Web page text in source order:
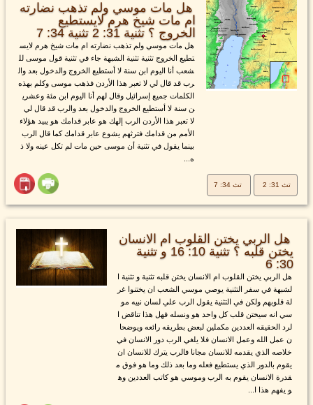
هل مات موسي ولم تذهب نضارته
ام مات شيخ هرم لايستطيع
الخروج ؟ تثنية 31: 2 تثنية 34: 7
هل مات موسي ولم تذهب نضارته ام مات شيخ هرم لايس
تطيع الخروج تثنية تثنية الشبهة جاء في تثنية قول موسى لل
شعب أنا اليوم ابن سنة لا أستطيع الخروج والدخول بعد وال
رب قد قال لي لا تعبر هذا الأردن فذهب موسى وكلم بهذه
الكلمات جميع إسرائيل وقال لهم أنا اليوم ابن مئة وعشري
ن سنة لا أستطيع الخروج والدخول بعد والرب قد قال لي
لا تعبر هذا الأردن الرب إلهك هو عابر قدامك هو يبيد هؤلاء
الأمم من قدامك فترثهم يشوع عابر قدامك كما قال الرب
بينما يقول في تثنية أن موسى حين مات لم تكل عينه ولا ذ
ه...
تث 31: 2 تث 34: 7
هل الربي يختن القلوب ام الانسان
يختن قلبه ؟ تثنية 10: 16 و تثنية
30: 6
هل الربي يختن القلوب ام الانسان يختن قلبه تثنية و تثنية ا
لشبهة في سفر التثنية يوصي موسي الشعب ان يختنوا غر
لة قلوبهم ولكن في التثنية يقول الرب علي لسان نبيه مو
سي انه سيختن قلب كل واحد هو ونسله فهل هذا تناقض ا
لرد الحقيقه العددين مكملين لبعض بطريقه رائعه ويوضحا
ن عمل الله وعمل الانسان فلا يلغي الرب دور الانسان في
خلاصه الذي يقدمه للانسان مجانا فالرب يترك للانسان ان
يقوم بالدور الذي يستطيع فعله وما بعد ذلك وما هو فوق م
قدرة الانسان يقوم به الرب وموسي هو كاتب العددين وه
و يفهم هذا ا...